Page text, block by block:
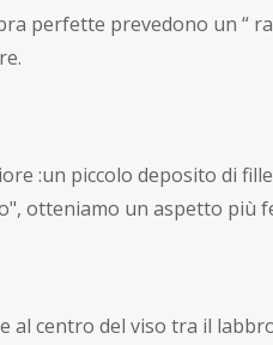
perfette prevedono un “
:un piccolo deposito di
otteniamo un aspetto più
al centro del viso tra il